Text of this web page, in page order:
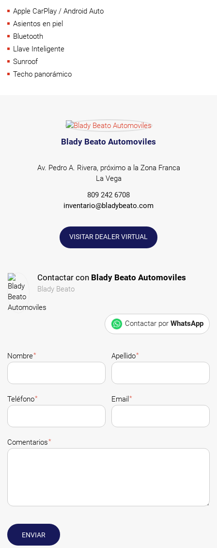
Apple CarPlay / Android Auto
Asientos en piel
Bluetooth
Llave Inteligente
Sunroof
Techo panorámico
Blady Beato Automoviles
Av. Pedro A. Rivera, próximo a la Zona Franca
La Vega
809 242 6708
inventario@bladybeato.com
VISITAR DEALER VIRTUAL
Contactar con Blady Beato Automoviles
Blady Beato
Contactar por WhatsApp
Nombre* Apellido*
Teléfono* Email *
Comentarios*
ENVIAR